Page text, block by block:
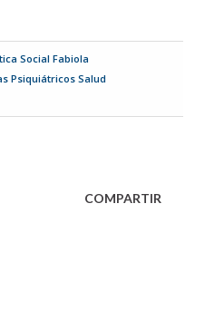
Social Fabiola
Psiquiátricos Salud
COMPARTIR